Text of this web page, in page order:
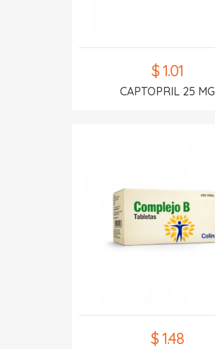
$ 1.01
CAPTOPRIL 25 MG
$ 1.48